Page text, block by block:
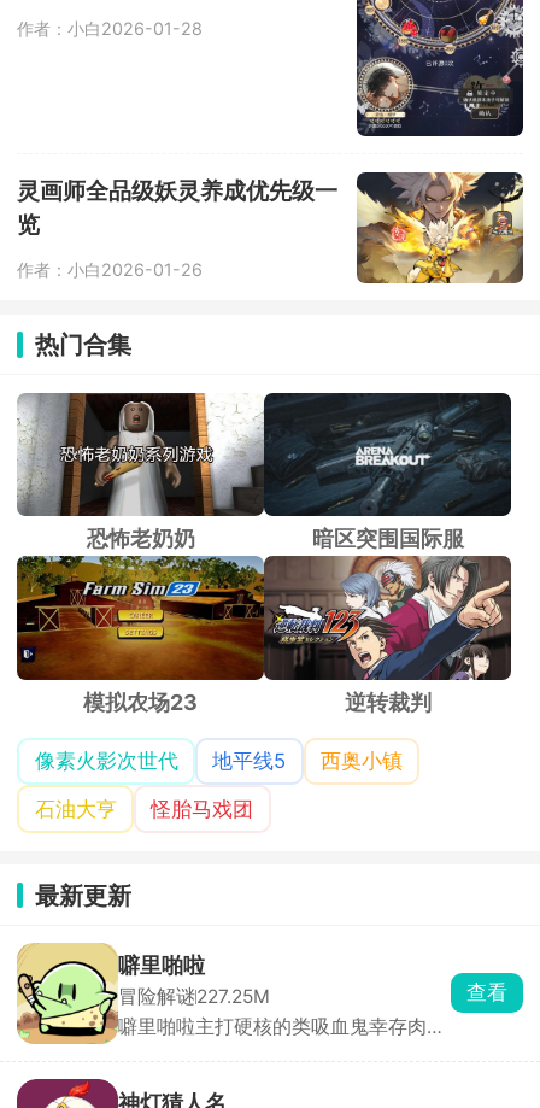
作者：小白2026-01-28
灵画师全品级妖灵养成优先级一
览
作者：小白2026-01-26
热门合集
恐怖老奶奶 暗区突围国际服
模拟农场23 逆转裁判
像素火影次世代 地平线5
西奥小镇
石油大亨
怪胎马戏团
最新更新
噼里啪啦
冒险解谜227.25M
噼里啪啦主打硬核的类吸血鬼幸存肉鸽
物，唯有战斗到底！游戏摒弃传统远程
查看
神灯猜人名